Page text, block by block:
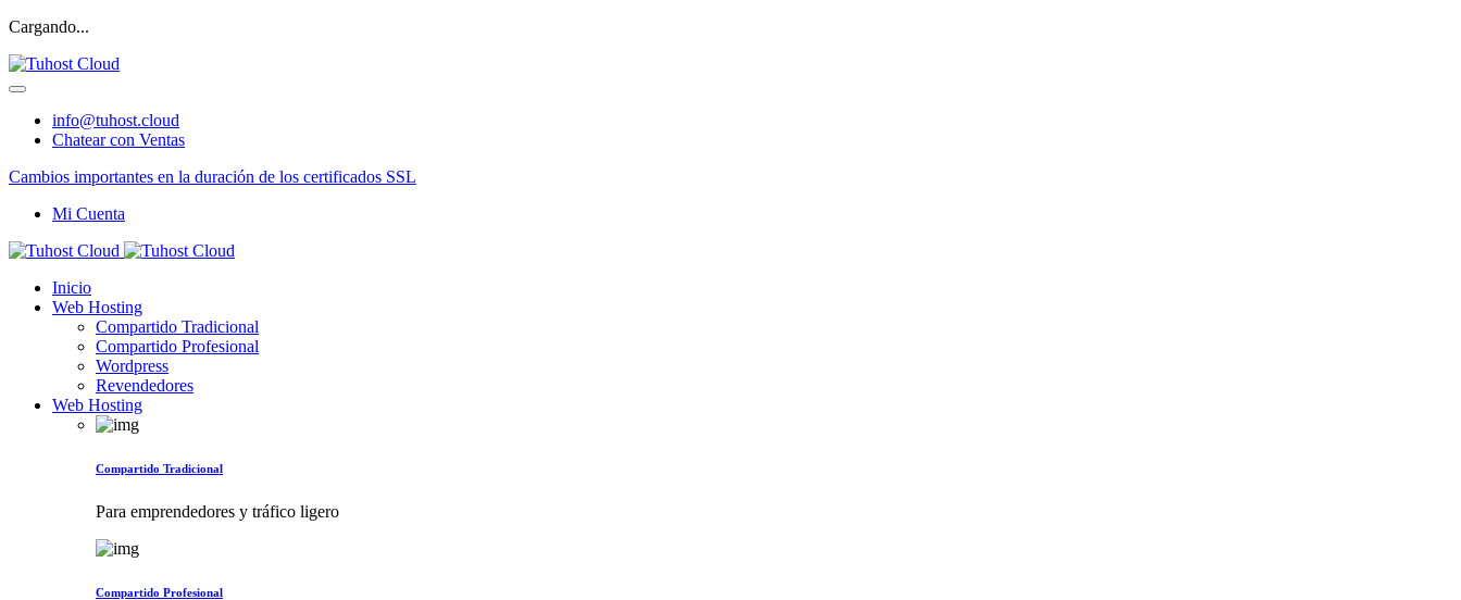
Cargando...
info@tuhost.cloud
Chatear con Ventas
Cambios importantes en la duración de los certificados SSL
Mi Cuenta
Inicio
Web Hosting
Compartido Tradicional
Compartido Profesional
Wordpress
Revendedores
Web Hosting
Compartido Tradicional
Para emprendedores y tráfico ligero
Compartido Profesional